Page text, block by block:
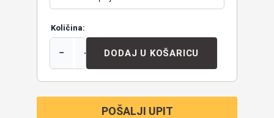
Količina:
− + DODAJ U KOŠARICU
POŠALJI UPIT